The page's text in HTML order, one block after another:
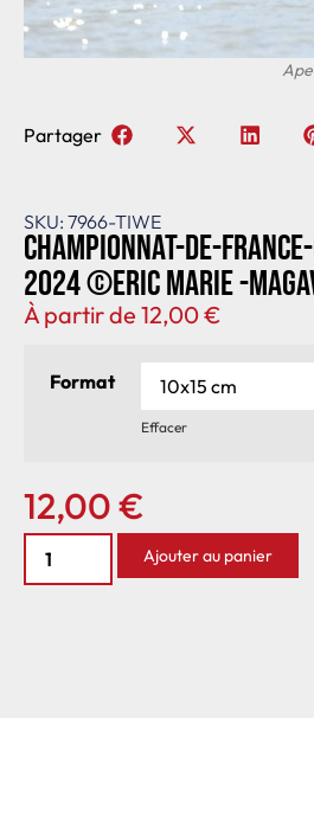
SKU: 7966-TIWE
Championnat-de-
2024 ©Eric Marie -
À partir de 12,00€
Format
Effacer
12,00€
Ajouter au panier
Partager